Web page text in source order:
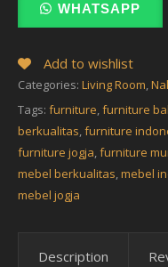
WHATSAPP
Add to wishlist
Categories: Living Room,
Tags: furniture,furniture
berkualitas,furniture
furniture jogja,furniture
mebel berkualitas,mebel
mebel jogja
Description